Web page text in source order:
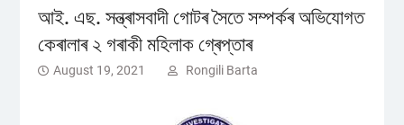
আই. এছ. সন্ত্ৰাসবাদী গোটৰ সৈতে সম্পৰ্কৰ অভিযোগত
কেৰালাৰ ২ গৰাকী মহিলাক গ্ৰেপ্তাৰ
August 19, 2021 Rongili Barta